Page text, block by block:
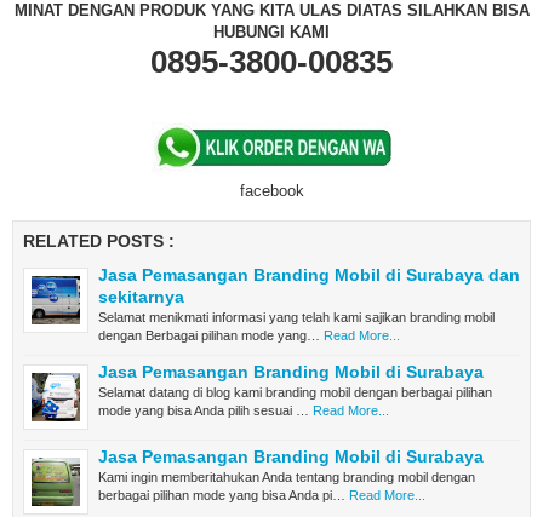
MINAT DENGAN PRODUK YANG KITA ULAS DIATAS SILAHKAN BISA
HUBUNGI KAMI
0895-3800-00835
facebook
RELATED POSTS :
Jasa Pemasangan Branding Mobil di Surabaya dan
sekitarnya
Selamat menikmati informasi yang telah kami sajikan branding mobil
dengan Berbagai pilihan mode yang…
Read More...
Jasa Pemasangan Branding Mobil di Surabaya
Selamat datang di blog kami branding mobil dengan berbagai pilihan
mode yang bisa Anda pilih sesuai …
Read More...
Jasa Pemasangan Branding Mobil di Surabaya
Kami ingin memberitahukan Anda tentang branding mobil dengan
berbagai pilihan mode yang bisa Anda pi…
Read More...